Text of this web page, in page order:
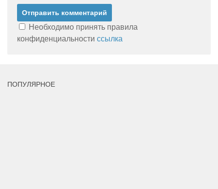
Необходимо принять правила
конфиденциальности ссылка
ПОПУЛЯРНОЕ